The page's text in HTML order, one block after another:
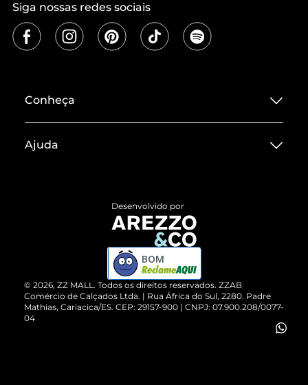
Siga nossas redes sociais
Conheça
Termos de Uso
ZZ MALL é confiável
Cartão Presente
Vendas Corporativas
Ajuda
Devolução do Produto
Compre pelo WhatsApp
© 2026, ZZ MALL. Todos os direitos reservados. ZZAB
Comércio de Calçados Ltda. | Rua África do Sul, 2280. Padre
Mathias, Cariacica/ES. CEP: 29157-900 | CNPJ: 07.900.208/0077-
04
Desenvolvido por
BOM